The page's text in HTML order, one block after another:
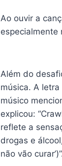
Ao ouvir a
especialmente
Além do
música. A
músico
explicou:
reflete a
drogas e
não vão